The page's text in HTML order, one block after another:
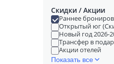
Скидки / Акции
Раннее
Открытый юг
Новый год 2026-
Трансфер в
Акции отелей
Показать все